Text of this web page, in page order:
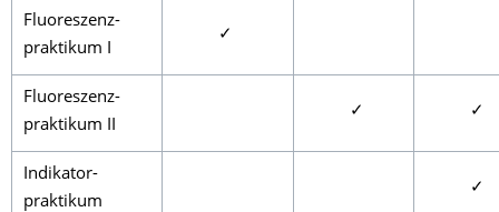
Fluoreszenz-
praktikum I
✓
Fluoreszenz-
praktikum II
✓ ✓
Indikator-
praktikum
✓